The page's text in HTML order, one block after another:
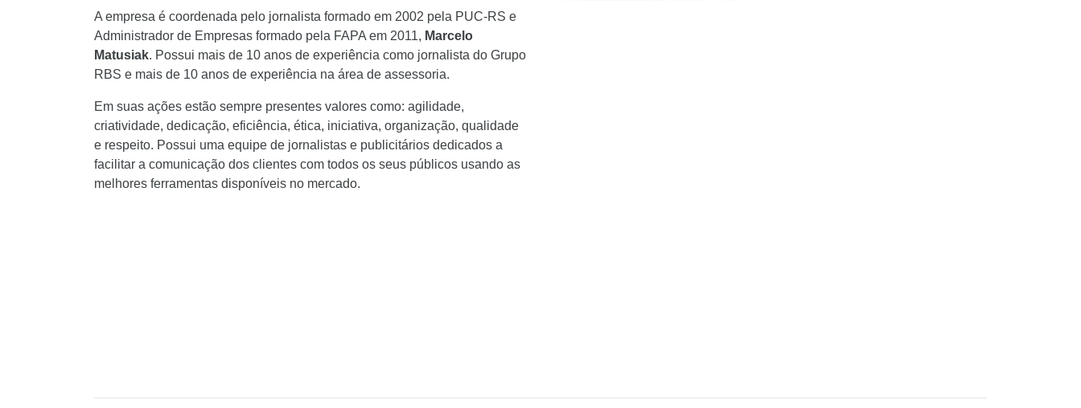
A empresa é coordenada pelo jornalista formado em 2002 pela PUC-RS e
Administrador de Empresas formado pela FAPA em 2011, Marcelo
Matusiak. Possui mais de 10 anos de experiência como jornalista do Grupo
RBS e mais de 10 anos de experiência na área de assessoria.
Em suas ações estão sempre presentes valores como: agilidade,
criatividade, dedicação, eficiência, ética, iniciativa, organização, qualidade
e respeito. Possui uma equipe de jornalistas e publicitários dedicados a
facilitar a comunicação dos clientes com todos os seus públicos usando as
melhores ferramentas disponíveis no mercado.